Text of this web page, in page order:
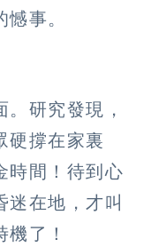
事。
研究發現，
硬撐在家裏
時間！待到心
迷在地，才叫
了！